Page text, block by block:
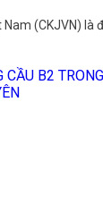
(CKJVN) là